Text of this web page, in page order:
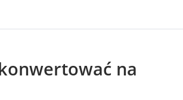
na